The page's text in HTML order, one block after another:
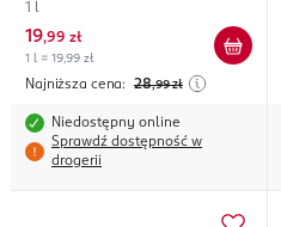
1 l
19,99 zł
1 l = 19,99 zł
Najniższa cena: 28,99 zł
Niedostępny online
Sprawdź dostępność w
drogerii